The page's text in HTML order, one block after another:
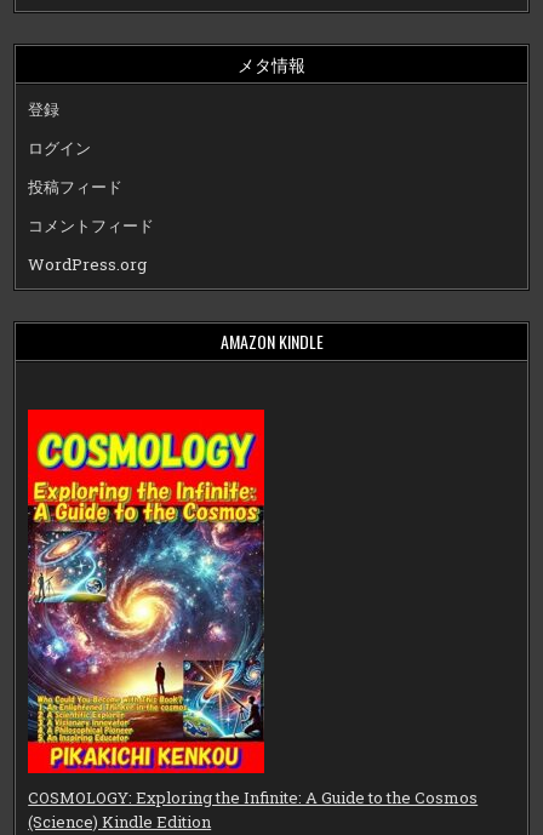
メタ情報
登録
ログイン
投稿フィード
コメントフィード
WordPress.org
AMAZON KINDLE
COSMOLOGY: Exploring the Infinite: A Guide to the Cosmos
(Science) Kindle Edition